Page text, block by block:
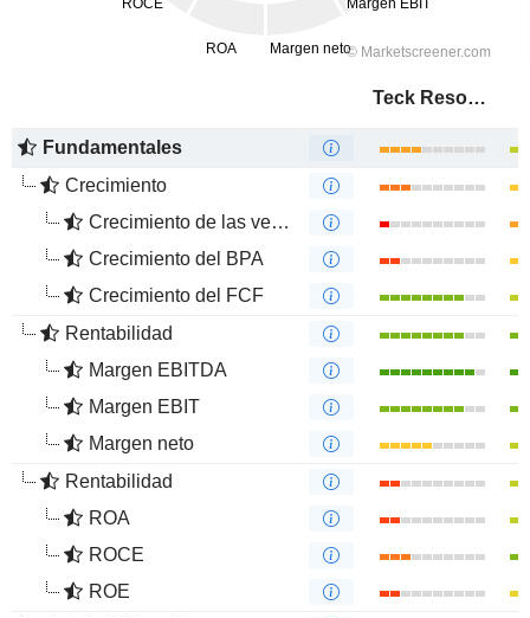
Teck Resources Limited
Fundamentales
Crecimiento
Crecimiento de las ventas
Crecimiento del BPA
Crecimiento del FCF
Rentabilidad
Margen EBITDA
Margen EBIT
Margen neto
Rentabilidad
ROA
ROCE
ROE